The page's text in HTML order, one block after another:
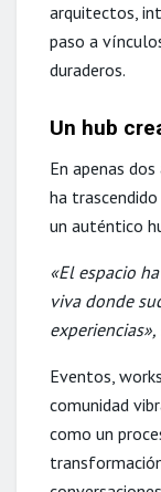
arquitectos,
paso a
duraderos.
Un hub
En apenas
ha
un auténtico
«El espacio
viva donde
experiencias»,
Eventos,
comunidad
como un